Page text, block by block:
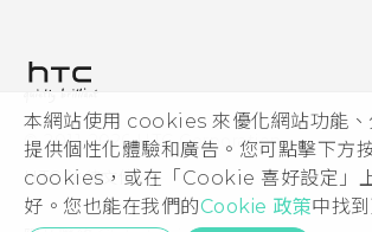
本網站使用 cookies 來優化網站功能、
提供個性化體驗和廣告。您可點擊下方
cookies，或在「Cookie 喜好設定」
好。您也能在我們的Cookie 政策中找
私隱政策
產品安全
加入HTC
Security and Privacy Whitepaper
© 2011-2026 HTC Corporation
HTC 法律文件